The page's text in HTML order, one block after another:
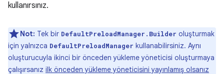
kullanırsınız.
Not: Tek bir DefaultPreloadManager.Builder oluşturmak
için yalnızca DefaultPreloadManager kullanabilirsiniz. Aynı
oluşturucuyla ikinci bir önceden yükleme yöneticisi oluşturmaya
çalışırsanız ilk önceden yükleme yöneticisini yayınlamış olsanız